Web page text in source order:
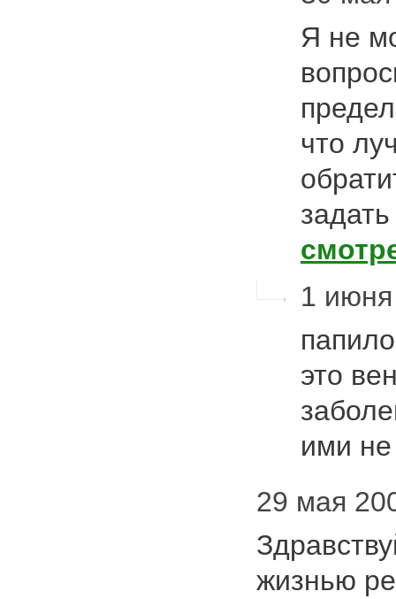
Я не
что
1
это
ими
29 мая
жизнью